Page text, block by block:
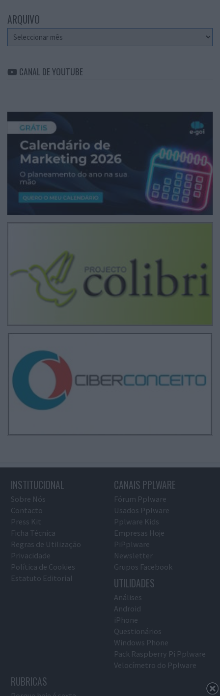
ARQUIVO
Arquivo
CANAL DE YOUTUBE
INSTITUCIONAL
Sobre Nós
Contacto
Press Kit
Ficha Técnica
Regras de Utilização
Privacidade
Política de Cookies
Estatuto Editorial
CANAIS PPLWARE
Fórum Pplware
Usados Pplware
Pplware Kids
Empresas Hoje
PiPplware
Newsletter
Grupos Facebook
UTILIDADES
Análises
Android
iPhone
Questionários
Windows Phone
Pack Raspberry Pi Pplware
Velocímetro do Pplware
RUBRICAS